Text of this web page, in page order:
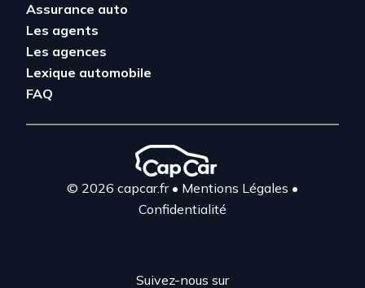
Assurance auto
Les agents
Les agences
Lexique automobile
FAQ
© 2026 capcar.fr• Mentions Légales •
Confidentialité
Suivez-nous sur